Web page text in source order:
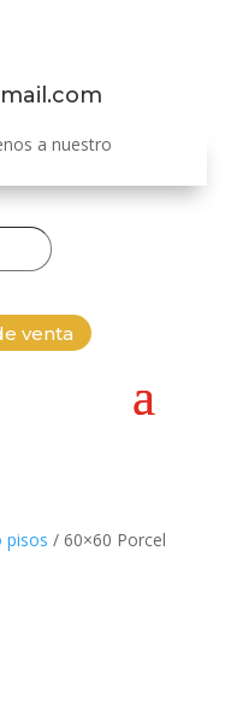
a nuestro
venta
pisos / 60×60 Porcel